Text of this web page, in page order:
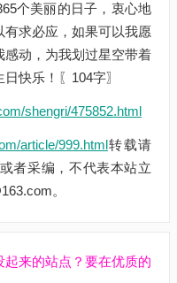
个美丽的日子，衷心地
求必应，如果可以我愿
动，为我划过星空带着
快乐！〖104字〗
shengri/475852.html
article/999.html转载请
者采编，不代表本站立
。
来的站点？要在优质的